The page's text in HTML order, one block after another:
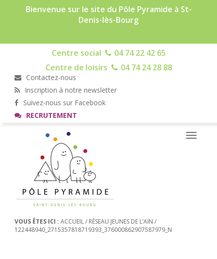
Bienvenue sur le site du Pôle Pyramide à St-
Denis-lès-Bourg
Centre social
04 74 22 42 65
Centre de loisirs
04 74 24 28 88
Contactez-nous
Inscription à notre newsletter
Suivez-nous sur Facebook
RECRUTEMENT
Toggle
VOUS ÊTES ICI : ACCUEIL/ RÉSEAU JEUNES DE L’AIN /
122448940_2715357818719393_376000862907587979_N